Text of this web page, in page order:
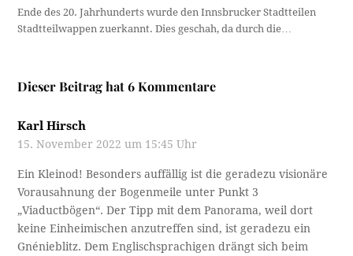
Ende des 20. Jahrhunderts wurde den Innsbrucker Stadtteilen
Stadtteilwappen zuerkannt. Dies geschah, da durch die…
Dieser Beitrag hat 6 Kommentare
Karl Hirsch
15. November 2022 um 15:45 Uhr
Ein Kleinod! Besonders auffällig ist die geradezu visionäre
Vorausahnung der Bogenmeile unter Punkt 3
„Viaductbögen“. Der Tipp mit dem Panorama, weil dort
keine Einheimischen anzutreffen sind, ist geradezu ein
Gnénieblitz. Dem Englischsprachigen drängt sich beim